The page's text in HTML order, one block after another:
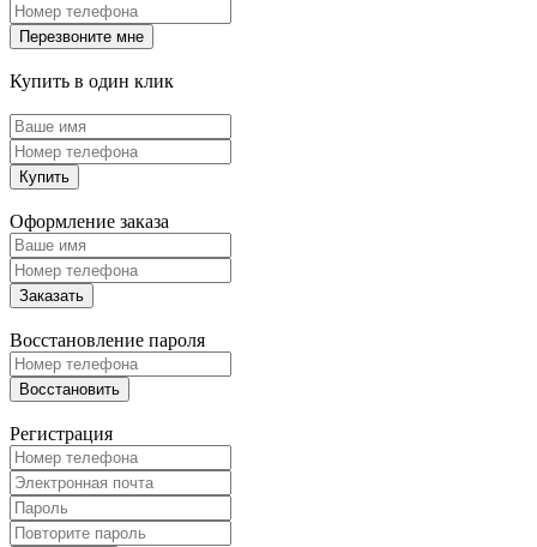
Перезвоните мне
Купить в один клик
Купить
Оформление заказа
Заказать
Восстановление пароля
Восстановить
Регистрация